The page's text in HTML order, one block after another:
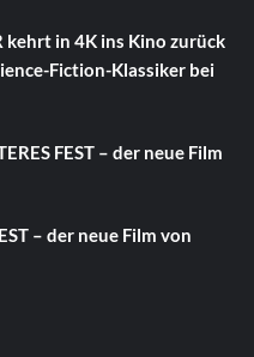
kehrt in 4K ins Kino zurück
Fiction-Klassiker bei
FEST – der neue Film
– der neue Film von